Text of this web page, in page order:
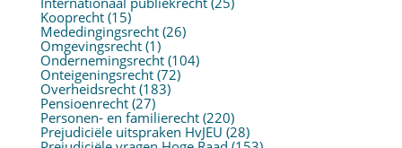
Kooprecht(15)
Mededingingsrecht(26)
Omgevingsrecht(1)
Ondernemingsrecht(104)
Onteigeningsrecht(72)
Overheidsrecht(183)
Pensioenrecht(27)
Personen- en familierecht(220)
Prejudiciële uitspraken HvJEU (28)